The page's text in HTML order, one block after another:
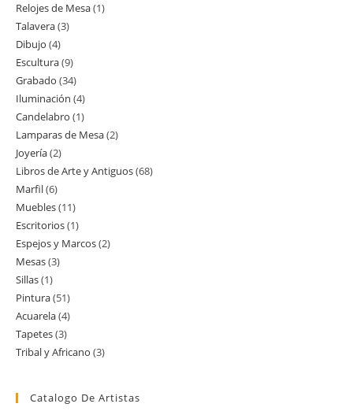
productos
Relojes de Mesa 11
Talavera 33
Dibujo 44
productos
Escultura 99
productos
Grabado 3434
productos
Iluminación 44
productos
Candelabro 11
producto
Lamparas de Mesa 22
Joyería 22
productos
Libros de Arte y Antiguos 6868
Marfil 66
productos
Muebles 1111
productos
Escritorios 11
producto
Espejos y Marcos 22
Mesas 33
Sillas 11
producto
Pintura 5151
productos
Acuarela 44
productos
Tapetes 33
productos
Tribal y Africano 33
Catalogo De Artistas